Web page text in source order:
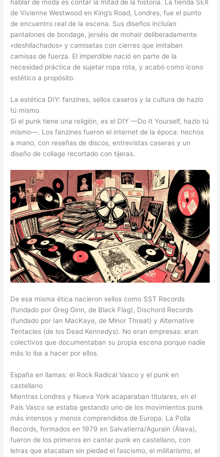
hablar de moda es contar la mitad de la historia. La tienda SEX
de Vivienne Westwood en King’s Road, Londres, fue el punto
de encuentro real de la escena. Sus diseños incluían
pantalones de bondage, jerséis de mohair deliberadamente
«deshilachados» y camisetas con cierres que imitaban
camisas de fuerza. El imperdible nació en parte de la
necesidad práctica de sujetar ropa rota, y acabó como icono
estético a propósito.
La estética DIY: fanzines, sellos caseros y la cultura de hazlo
tú mismo
Si el punk tiene una religión, es el DIY —Do It Yourself, hazlo tú
mismo—. Los fanzines fueron el internet de la época: hechos
a mano, con reseñas de discos, entrevistas caseras y un
diseño de collage recortado con tijeras.
De esa misma ética nacieron sellos como SST Records
(fundado por Greg Ginn, de Black Flag), Dischord Records
(fundado por Ian MacKaye, de Minor Threat) y Alternative
Tentacles (de los Dead Kennedys). No eran empresas: eran
colectivos que documentaban su propia escena porque nadie
más lo iba a hacer por ellos.
España en llamas: el Rock Radical Vasco y el punk en
castellano
Mientras Londres y Nueva York acaparaban titulares, en el
País Vasco se estaba gestando uno de los movimientos punk
más intensos y menos comprendidos de Europa. La Polla
Records, formados en 1979 en Salvatierra/Agurain (Álava),
fueron de los primeros en cantar punk en castellano, con
letras que atacaban sin piedad el fascismo, el militarismo, el